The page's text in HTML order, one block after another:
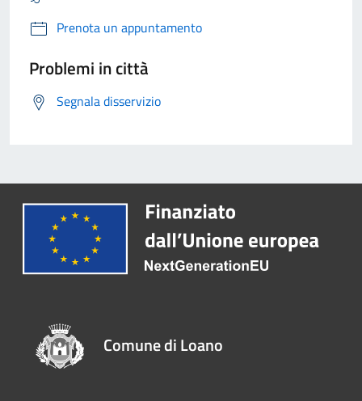
Prenota un appuntamento
Problemi in città
Segnala disservizio
Comune di Loano